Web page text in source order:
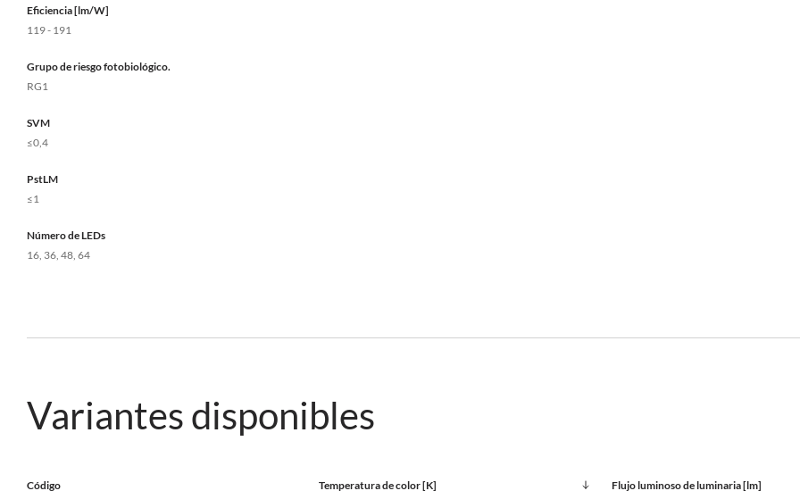
Eficiencia [lm/W]
119 - 191
Grupo de riesgo fotobiológico.
RG1
SVM
≤0,4
PstLM
≤1
Número de LEDs
16, 36, 48, 64
Variantes disponibles
Código Temperatura de color [K] Flujo luminoso de luminaria [lm]